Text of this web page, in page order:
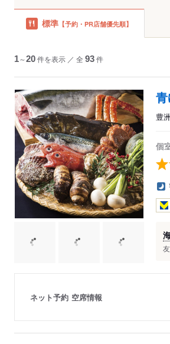
豊洲駅
新豊洲駅
標準 【予約・PR店舗優先順】
1～20件を表示 ／ 全 93件
豊
個
ネット予約 空席情報